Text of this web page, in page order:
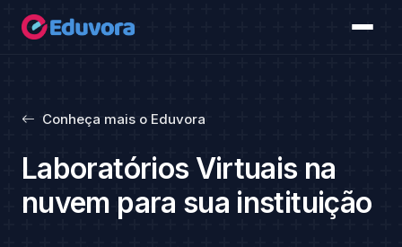
Conheça mais o Eduvora
Laboratórios Virtuais na
nuvem para sua instituição